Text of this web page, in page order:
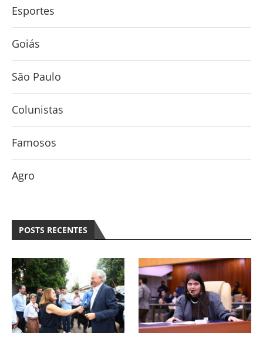
Esportes
Goiás
São Paulo
Colunistas
Famosos
Agro
POSTS RECENTES